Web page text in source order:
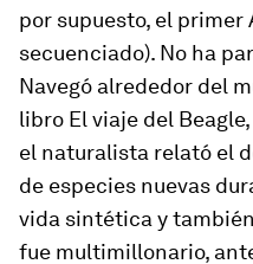
por supuesto, el primer
secuenciado). No ha
Navegó alrededor del
libro El viaje del
el naturalista relató el
de especies nuevas
vida sintética y
fue multimillonario,